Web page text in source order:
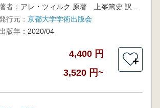
者：
行元： 京都大学学術出版会
出版年： 2020/04
4,400 円
3,520 円~
＋